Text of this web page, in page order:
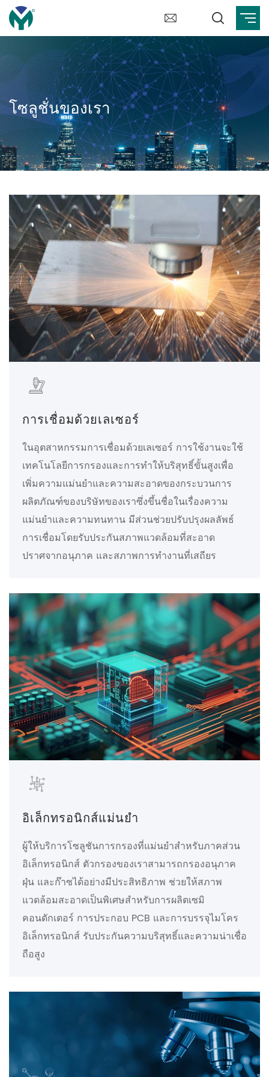
โซลูชั่นของเรา
การเชื่อมด้วยเลเซอร์
ในอุตสาหกรรมการเชื่อมด้วยเลเซอร์ การใช้งานจะใช้
เทคโนโลยีการกรองและการทำให้บริสุทธิ์ขั้นสูงเพื่อ
เพิ่มความแม่นยำและความสะอาดของกระบวนการ
ผลิตภัณฑ์ของบริษัทของเราซึ่งขึ้นชื่อในเรื่องความ
แม่นยำและความทนทาน มีส่วนช่วยปรับปรุงผลลัพธ์
การเชื่อมโดยรับประกันสภาพแวดล้อมที่สะอาด
ปราศจากอนุภาค และสภาพการทำงานที่เสถียร
อิเล็กทรอนิกส์แม่นยำ
ผู้ให้บริการโซลูชันการกรองที่แม่นยำสำหรับภาคส่วน
อิเล็กทรอนิกส์ ตัวกรองของเราสามารถกรองอนุภาค
ฝุ่น และก๊าซได้อย่างมีประสิทธิภาพ ช่วยให้สภาพ
แวดล้อมสะอาดเป็นพิเศษสำหรับการผลิตเซมิ
คอนดักเตอร์ การประกอบ PCB และการบรรจุไมโคร
อิเล็กทรอนิกส์ รับประกันความบริสุทธิ์และความน่าเชื่อ
ถือสูง